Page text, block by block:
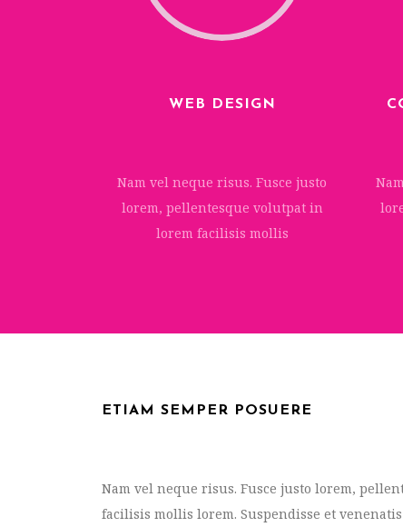
WEB DESIGN
Nam vel neque risus. Fusce justo
lorem, pellentesque volutpat in
lorem facilisis mollis
ETIAM SEMPER POSUERE
Nam vel neque risus. Fusce justo lorem,
facilisis mollis lorem. Suspendisse et